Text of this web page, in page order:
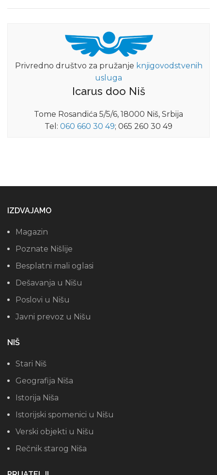
Privredno društvo za pružanje knjigovodstvenih
usluga
Icarus doo Niš
Tome Rosandića 5/5/6, 18000 Niš, Srbija
Tel: 060 660 30 49; 065 260 30 49
IZDVAJAMO
Magazin
Poznate Nišlije
Besplatni mali oglasi
Dešavanja u Nišu
Poslovi u Nišu
Javni prevoz u Nišu
NIŠ
Stari Niš
Geografija Niša
Istorija Niša
Istorijski spomenici u Nišu
Verski objekti u Nišu
Rečnik starog Niša